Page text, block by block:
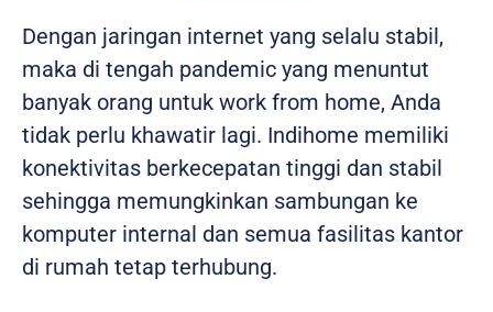
Dengan jaringan internet yang selalu stabil,
maka di tengah pandemic yang menuntut
banyak orang untuk work from home, Anda
tidak perlu khawatir lagi. Indihome memiliki
konektivitas berkecepatan tinggi dan stabil
sehingga memungkinkan sambungan ke
komputer internal dan semua fasilitas kantor
di rumah tetap terhubung.